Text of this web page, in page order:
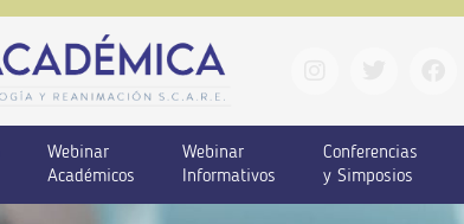
Webinar
Académicos
Webinar
Informativos
Conferencias
y Simposios